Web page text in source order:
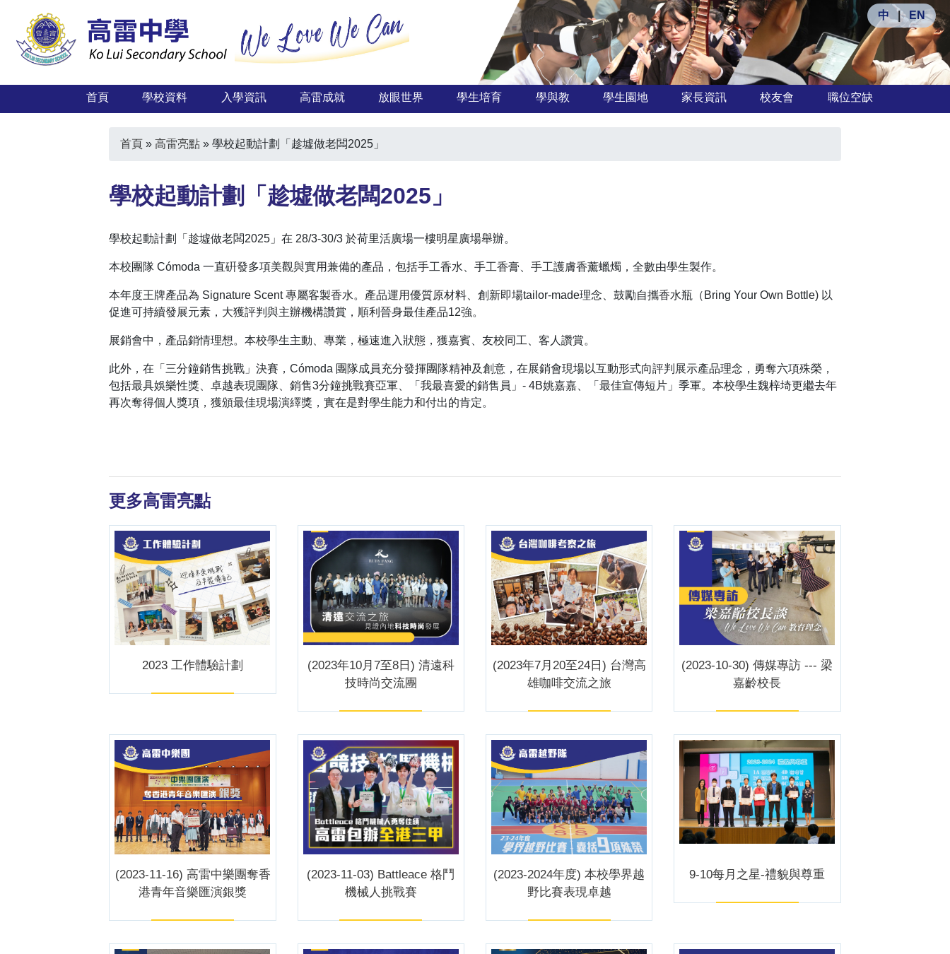
中 | EN
首頁 學校資料 入學資訊 高雷成就 放眼世界 學生培育 學與教 學生園地 家長資訊 校友會 職位空缺
首頁 »高雷亮點 »學校起動計劃「趁墟做老闆2025」
學校起動計劃「趁墟做老闆2025」
學校起動計劃「趁墟做老闆2025」在 28/3-30/3 於荷里活廣場一樓明星廣場舉辦。
本校團隊 Cómoda 一直硏發多項美觀與實用兼備的產品，包括手工香水、手工香膏、手工護膚香薰蠟燭，全數由學生製作。
本年度王牌產品為 Signature Scent 專屬客製香水。產品運用優質原材料、創新即場tailor-made理念、鼓勵自攜香水瓶（Bring Your Own Bottle) 以
促進可持續發展元素，大獲評判與主辦機構讚賞，順利晉身最佳產品12強。
展銷會中，產品銷情理想。本校學生主動、專業，極速進入狀態，獲嘉賓、友校同工、客人讚賞。
此外，在「三分鐘銷售挑戰」決賽，Cómoda 團隊成員充分發揮團隊精神及創意，在展銷會現場以互動形式向評判展示產品理念，勇奪六項殊榮，
包括最具娛樂性獎、卓越表現團隊、銷售3分鐘挑戰賽亞軍、「我最喜愛的銷售員」- 4B姚嘉嘉、「最佳宣傳短片」季軍。本校學生魏梓埼更繼去年
再次奪得個人獎項，獲頒最佳現場演繹獎，實在是對學生能力和付出的肯定。
更多高雷亮點
2023 工作體驗計劃
(2023年10月7至8日) 清遠科
技時尚交流團
(2023年7月20至24日) 台灣高
雄咖啡交流之旅
(2023-10-30) 傳媒專訪 --- 梁
嘉齡校長
(2023-11-16) 高雷中樂團奪香
港青年音樂匯演銀獎
(2023-11-03) Battleace 格鬥
機械人挑戰賽
(2023-2024年度) 本校學界越
野比賽表現卓越
9-10每月之星-禮貌與尊重